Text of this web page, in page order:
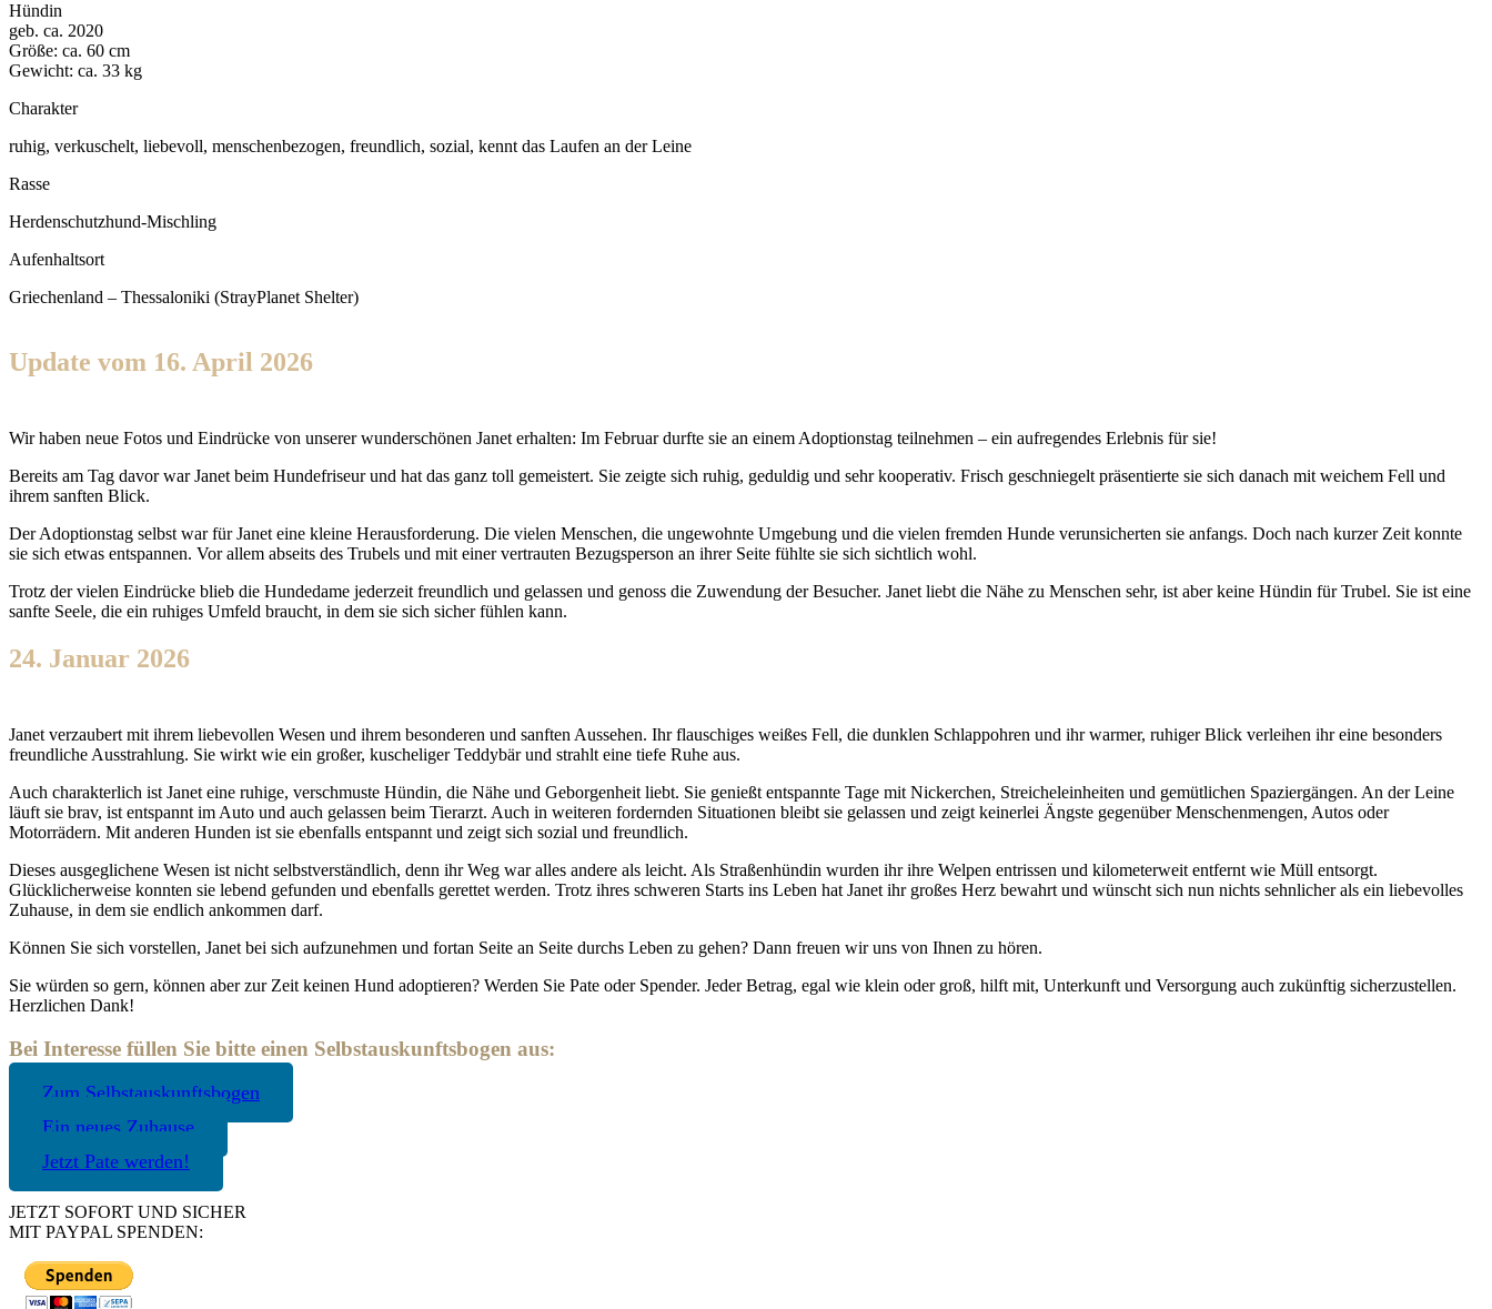
Hündin
geb. ca. 2020
Größe: ca. 60 cm
Gewicht: ca. 33 kg
Charakter
ruhig, verkuschelt, liebevoll, menschenbezogen, freundlich, sozial, kennt das Laufen an der Leine
Rasse
Herdenschutzhund-Mischling
Aufenhaltsort
Griechenland – Thessaloniki (StrayPlanet Shelter)
Update vom 16. April 2026
Wir haben neue Fotos und Eindrücke von unserer wunderschönen Janet erhalten: Im Februar durfte sie an einem Adoptionstag teilnehmen – ein aufregendes Erlebnis für sie!
Bereits am Tag davor war Janet beim Hundefriseur und hat das ganz toll gemeistert. Sie zeigte sich ruhig, geduldig und sehr kooperativ. Frisch geschniegelt präsentierte sie sich danach mit weichem Fell und
ihrem sanften Blick.
Der Adoptionstag selbst war für Janet eine kleine Herausforderung. Die vielen Menschen, die ungewohnte Umgebung und die vielen fremden Hunde verunsicherten sie anfangs. Doch nach kurzer Zeit konnte
sie sich etwas entspannen. Vor allem abseits des Trubels und mit einer vertrauten Bezugsperson an ihrer Seite fühlte sie sich sichtlich wohl.
Trotz der vielen Eindrücke blieb die Hundedame jederzeit freundlich und gelassen und genoss die Zuwendung der Besucher. Janet liebt die Nähe zu Menschen sehr, ist aber keine Hündin für Trubel. Sie ist eine
sanfte Seele, die ein ruhiges Umfeld braucht, in dem sie sich sicher fühlen kann.
24. Januar 2026
Janet verzaubert mit ihrem liebevollen Wesen und ihrem besonderen und sanften Aussehen. Ihr flauschiges weißes Fell, die dunklen Schlappohren und ihr warmer, ruhiger Blick verleihen ihr eine besonders
freundliche Ausstrahlung. Sie wirkt wie ein großer, kuscheliger Teddybär und strahlt eine tiefe Ruhe aus.
Auch charakterlich ist Janet eine ruhige, verschmuste Hündin, die Nähe und Geborgenheit liebt. Sie genießt entspannte Tage mit Nickerchen, Streicheleinheiten und gemütlichen Spaziergängen. An der Leine
läuft sie brav, ist entspannt im Auto und auch gelassen beim Tierarzt. Auch in weiteren fordernden Situationen bleibt sie gelassen und zeigt keinerlei Ängste gegenüber Menschenmengen, Autos oder
Motorrädern. Mit anderen Hunden ist sie ebenfalls entspannt und zeigt sich sozial und freundlich.
Dieses ausgeglichene Wesen ist nicht selbstverständlich, denn ihr Weg war alles andere als leicht. Als Straßenhündin wurden ihr ihre Welpen entrissen und kilometerweit entfernt wie Müll entsorgt.
Glücklicherweise konnten sie lebend gefunden und ebenfalls gerettet werden. Trotz ihres schweren Starts ins Leben hat Janet ihr großes Herz bewahrt und wünscht sich nun nichts sehnlicher als ein liebevolles
Zuhause, in dem sie endlich ankommen darf.
Können Sie sich vorstellen, Janet bei sich aufzunehmen und fortan Seite an Seite durchs Leben zu gehen? Dann freuen wir uns von Ihnen zu hören.
Sie würden so gern, können aber zur Zeit keinen Hund adoptieren? Werden Sie Pate oder Spender. Jeder Betrag, egal wie klein oder groß, hilft mit, Unterkunft und Versorgung auch zukünftig sicherzustellen.
Herzlichen Dank!
Bei Interesse füllen Sie bitte einen Selbstauskunftsbogen aus:
Zum Selbstauskunftsbogen
Ein neues Zuhause
Jetzt Pate werden!
JETZT SOFORT UND SICHER
MIT PAYPAL SPENDEN: